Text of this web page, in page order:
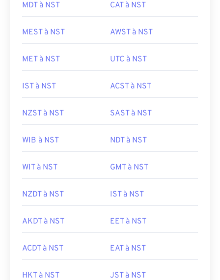
MDT à NST CAT à NST
MEST à NST AWST à NST
MET à NST UTC à NST
IST à NST ACST à NST
NZST à NST SAST à NST
WIB à NST NDT à NST
WIT à NST GMT à NST
NZDT à NST IST à NST
AKDT à NST EET à NST
ACDT à NST EAT à NST
HKT à NST JST à NST